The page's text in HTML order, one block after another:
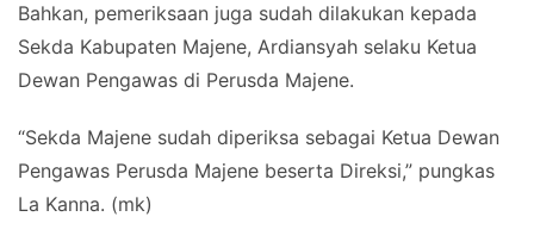
Bahkan, pemeriksaan juga sudah dilakukan kepada
Sekda Kabupaten Majene, Ardiansyah selaku Ketua
Dewan Pengawas di Perusda Majene.
“Sekda Majene sudah diperiksa sebagai Ketua Dewan
Pengawas Perusda Majene beserta Direksi,” pungkas
La Kanna. (mk)